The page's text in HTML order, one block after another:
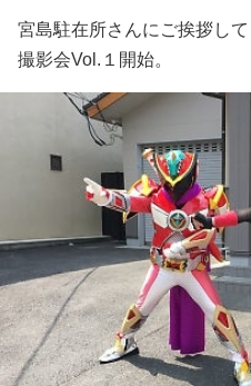
宮島駐在所さんにご挨拶して
撮影会Vol.１開始。